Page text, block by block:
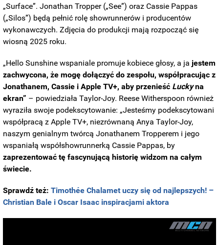
„Surface”. Jonathan Tropper („See”) oraz Cassie Pappas
(„Silos”) będą pełnić rolę showrunnerów i producentów
wykonawczych. Zdjęcia do produkcji mają rozpocząć się
wiosną 2025 roku.
„Hello Sunshine wspaniale promuje kobiece głosy, a ja jestem
zachwycona, że mogę dołączyć do zespołu, współpracując z
Jonathanem, Cassie i Apple TV+, aby przenieść Luckyna
ekran” – powiedziała Taylor-Joy. Reese Witherspoon również
wyraziła swoje podekscytowanie: „Jesteśmy podekscytowani
współpracą z Apple TV+, niezrównaną Anya Taylor-Joy,
naszym genialnym twórcą Jonathanem Tropperem i jego
wspaniałą współshowrunnerką Cassie Pappas, by
zaprezentować tę fascynującą historię widzom na całym
świecie.
Sprawdź też:Timothée Chalamet uczy się od najlepszych! –
Christian Bale i Oscar Isaac inspiracjami aktora